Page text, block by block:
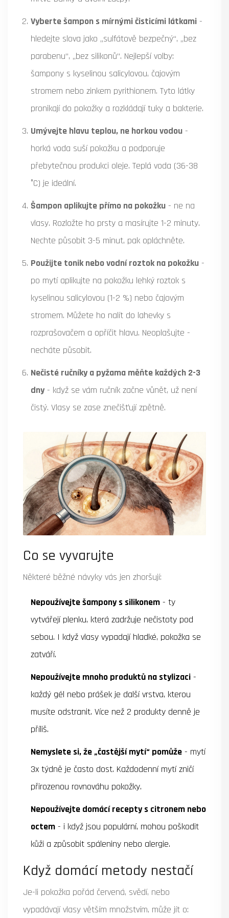
Vyberte šampon s mírnými čisticími látkami -
hledejte slova jako „sulfátově bezpečný“, „bez
parabenu“, „bez silikonů“. Nejlepší volby:
šampony s kyselinou salicylovou, čajovým
stromem nebo zinkem pyrithionem. Tyto látky
pronikají do pokožky a rozkládají tuky a bakterie.
Umývejte hlavu teplou, ne horkou vodou -
horká voda suší pokožku a podporuje
přebytečnou produkci oleje. Teplá voda (36-38
°C) je ideální.
Šampon aplikujte přímo na pokožku - ne na
vlasy. Rozložte ho prsty a masírujte 1-2 minuty.
Nechte působit 3-5 minut, pak opláchněte.
Použijte tonik nebo vodní roztok na pokožku -
po mytí aplikujte na pokožku lehký roztok s
kyselinou salicylovou (1-2 %) nebo čajovým
stromem. Můžete ho nalít do lahevky s
rozprašovačem a opříčit hlavu. Neoplašujte -
necháte působit.
Nečisté ručníky a pyžama měňte každých 2-3
dny - když se vám ručník začne vůnět, už není
čistý. Vlasy se zase znečišťují zpětně.
Co se vyvarujte
Některé běžné návyky vás jen zhoršují:
Nepoužívejte šampony s silikonem - ty
vytvářejí plenku, která zadržuje nečistoty pod
sebou. I když vlasy vypadají hladké, pokožka se
zatváří.
Nepoužívejte mnoho produktů na stylizaci -
každý gél nebo prášek je další vrstva, kterou
musíte odstranit. Více než 2 produkty denně je
příliš.
Nemyslete si, že „častější mytí“ pomůže - mytí
3x týdně je často dost. Každodenní mytí zničí
přirozenou rovnováhu pokožky.
Nepoužívejte domácí recepty s citronem nebo
octem - i když jsou populární, mohou poškodit
kůži a způsobit spáleniny nebo alergie.
Když domácí metody nestačí
Je-li pokožka pořád červená, svědí, nebo
vypadávají vlasy větším množstvím, může jít o: